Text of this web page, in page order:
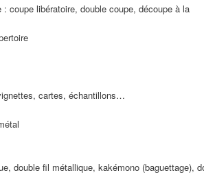
coupe libératoire, double coupe, découpe à la
cartes, échantillons…
double fil métallique, kakémono (baguettage),